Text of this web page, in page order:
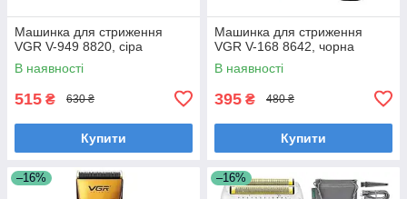
Машинка для стриження
VGR V-949 8820, сіра
В наявності
515 ₴ 630 ₴
Купити
Машинка для стриження
VGR V-168 8642, чорна
В наявності
395 ₴ 480 ₴
Купити
–16% –16%